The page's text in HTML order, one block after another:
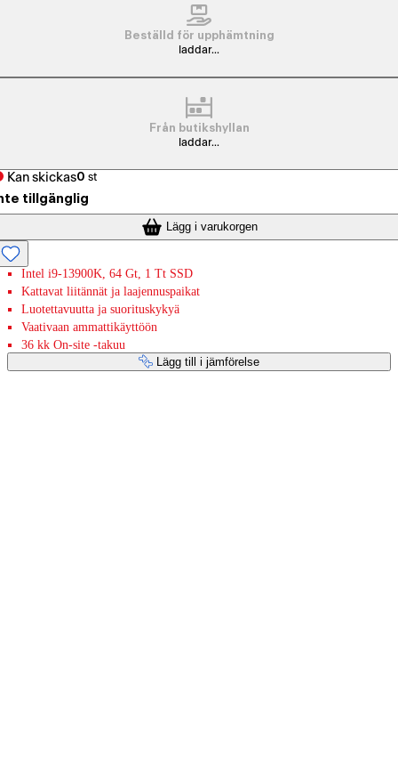
Beställd för upphämtning
laddar...
Från butikshyllan
laddar...
Kan skickas0 st
tillgänglig
Lägg i varukorgen
Intel i9-13900K, 64 Gt, 1 Tt SSD
Kattavat liitännät ja laajennuspaikat
Luotettavuutta ja suorituskykyä
Vaativaan ammattikäyttöön
36 kk On-site -takuu
Lägg till i jämförelse